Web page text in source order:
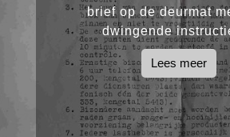
brief op de deurmat
dwingende
Lees meer